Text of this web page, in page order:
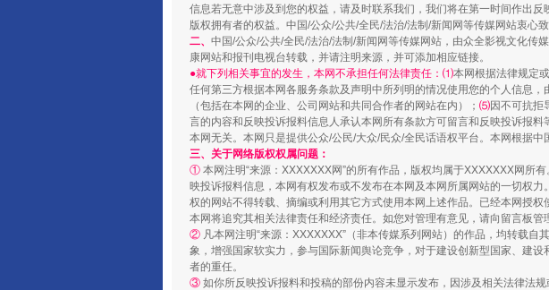
国家大学科技园优化重塑工作
信息若无意中涉及到您的权益，请及时联系我们，我们将在第一时间作出
版权拥有者的权益。中国/公众/公共/全民/法治/法制/新闻网等传媒网站衷心致
二、 中国/公众/公共/全民/法治/法制/新闻网等传媒网站，由众全影视文化传
康网站和报刊电视台转载，并请注明来源，并可添加相应链接。
●就下列相关事宜的发生，本网不承担任何法律责任：⑴本网根据法律规定
任何第三方根据本网各服务条款及声明中所列明的情况使用您的个人信息，
（包括在本网的企业、公司网站和共同合作者的网站在内）； ⑸因不可抗拒
言的内容和反映投诉报料信息人承认本网所有条款方可留言和反映投诉报
本网无关。本网只是提供公众/公民/大众/民众/全民话语权平台。本网根据
三、关于网络版权权属问题：
① 本网注明“来源：XXXXXXX网”的所有作品，版权均属于XXXXXXX网所
映投诉报料信息，本网有权发布或不发布在本网及本网所属网站的一切权
权的网站不得转载、摘编或利用其它方式使用本网上述作品。已经本网授
本网将追究其相关法律责任和经济责任。如您对管理有意见，请向留言板管
② 凡本网注明“来源：XXXXXXX”（非本传媒系列网站）的作品，均转载
象，增强国家软实力，参与国际新闻舆论竞争，对于建设创新型国家、建
者的重任。
③ 如你所反映投诉报料和投稿的部份内容未显示发布，因涉及相关法律法